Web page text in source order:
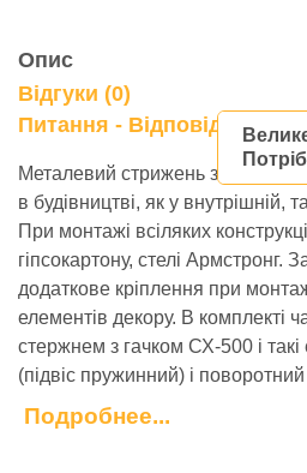
Опис
Відгуки (0)
Питання - Відповідь
Металевий стрижень з кільцем
в будівництві, як у внутрішній,
При монтажі всіляких
гіпсокартону, стелі Армстронг.
додаткове кріплення при
елементів декору. В комплекті
стержнем з гачком СХ-500 і
(підвіс пружинний) і
Властивості:
Подробнее...